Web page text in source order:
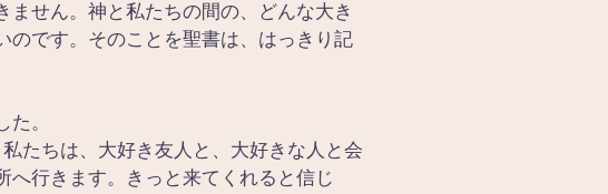
せん。神と私たちの間の、どんな大き
のです。そのことを聖書は、はっきり記
。
たちは、大好き友人と、大好きな人と会
へ行きます。きっと来てくれると信じ